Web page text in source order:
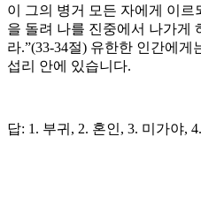
이 그의 병거 모든 자에게 이르
을 돌려 나를 진중에서 나가
라.”(33-34절) 유한한 인간에게
섭리 안에 있습니다.
답: 1. 부귀, 2. 혼인, 3. 미가야,